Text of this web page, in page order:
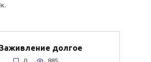
Заживление долгое